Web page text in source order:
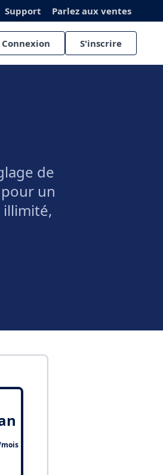
Support Parlez aux ventes
Connexion S'inscrire
de
un
illimité,